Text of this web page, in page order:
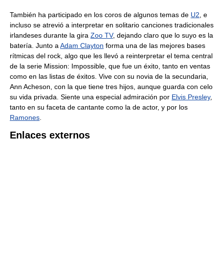
También ha participado en los coros de algunos temas de U2, e
incluso se atrevió a interpretar en solitario canciones tradicionales
irlandeses durante la gira Zoo TV, dejando claro que lo suyo es la
batería. Junto aAdam Clayton forma una de las mejores bases
rítmicas del rock, algo que les llevó a reinterpretar el tema central
de la serie Mission: Impossible, que fue un éxito, tanto en ventas
como en las listas de éxitos. Vive con su novia de la secundaria,
Ann Acheson, con la que tiene tres hijos, aunque guarda con celo
su vida privada. Siente una especial admiración por Elvis Presley,
tanto en su faceta de cantante como la de actor, y por los
Ramones.
Enlaces externos